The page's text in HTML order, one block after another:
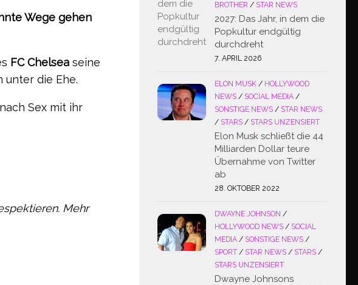
Wege gehen
FC Chelsea seine
unter die Ehe.
Sex mit ihr
Mehr
BROTHER / STAR NEWS
2027: Das Jahr, in dem die
Popkultur endgültig
durchdreht
7. APRIL 2026
ELON MUSK / HOLLYWOOD
NEWS / SOCIAL MEDIA /
SONSTIGE NEWS / STAR NEWS
/ STARS / STARS UNZENSIERT
Elon Musk schließt die 44
Milliarden Dollar teure
Übernahme von Twitter
ab
28. OKTOBER 2022
DWAYNE JOHNSON /
HOLLYWOOD NEWS / SOCIAL
MEDIA / SONSTIGE NEWS /
SPORT / STAR NEWS / STARS /
STARS UNZENSIERT
Dwayne Johnsons